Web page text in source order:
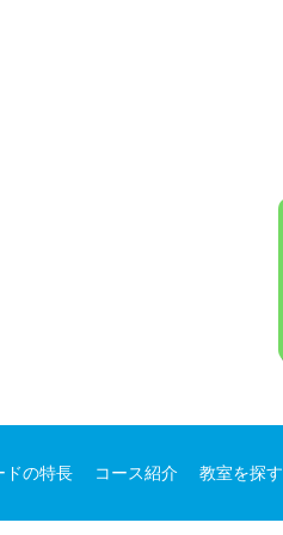
ドの特長 コース紹介 教室を探す